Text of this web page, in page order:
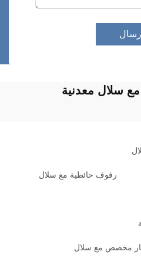
سلال معدنية
رفوف حائطية مع سلال
مخصص مع سلال